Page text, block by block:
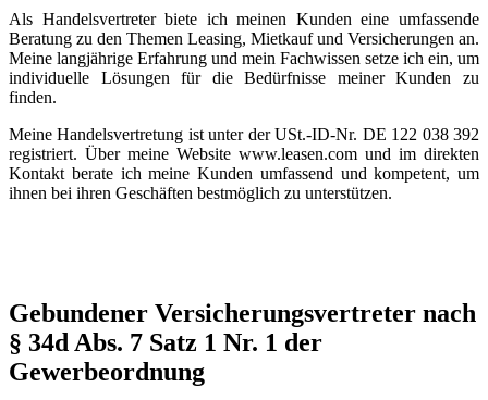
Als Handelsvertreter biete ich meinen Kunden eine umfassende
Beratung zu den Themen Leasing, Mietkauf und Versicherungen an.
Meine langjährige Erfahrung und mein Fachwissen setze ich ein, um
individuelle Lösungen für die Bedürfnisse meiner Kunden zu
finden.
Meine Handelsvertretung ist unter der USt.-ID-Nr. DE 122 038 392
registriert. Über meine Website www.leasen.com und im direkten
Kontakt berate ich meine Kunden umfassend und kompetent, um
ihnen bei ihren Geschäften bestmöglich zu unterstützen.
Gebundener Versicherungsvertreter nach
§ 34d Abs. 7 Satz 1 Nr. 1 der
Gewerbeordnung